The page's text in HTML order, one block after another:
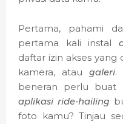
Pertama, pahami
pertama kali instal
daftar izin akses yang
kamera, atau galeri.
beneran perlu buat
aplikasi ride-hailing
foto kamu? Tinjau